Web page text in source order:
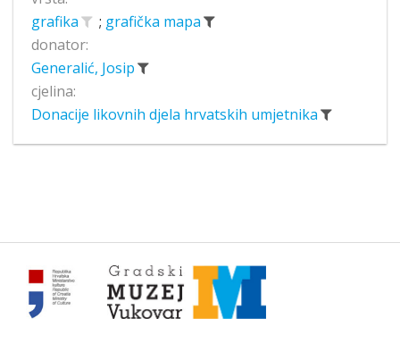
grafika
; grafička mapa
donator:
Generalić, Josip
cjelina:
Donacije likovnih djela hrvatskih umjetnika